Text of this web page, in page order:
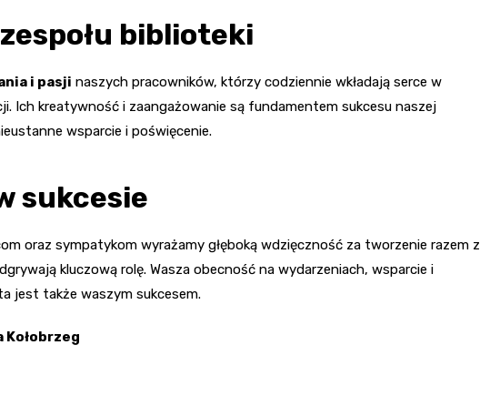
biblioteki
i pasji naszych pracowników, którzy codziennie wkładają serce w
Ich kreatywność i zaangażowanie są fundamentem sukcesu naszej
wsparcie i poświęcenie.
sukcesie
oraz sympatykom wyrażamy głęboką wdzięczność za tworzenie razem z
kluczową rolę. Wasza obecność na wydarzeniach, wsparcie i
jest także waszym sukcesem.